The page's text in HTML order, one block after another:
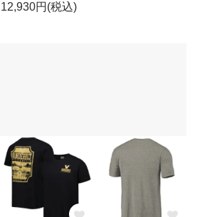
12,930円(税込)